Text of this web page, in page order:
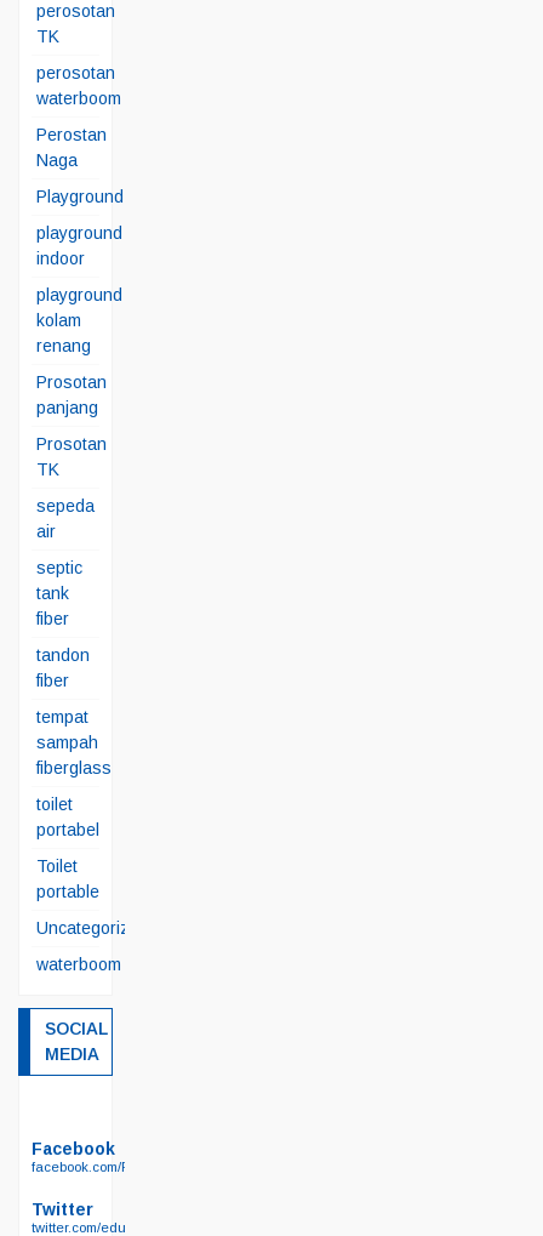
perosotan
TK
perosotan
waterboom
Perostan
Naga
Playground
playground
indoor
playground
kolam
renang
Prosotan
panjang
Prosotan
TK
sepeda
air
septic
tank
fiber
tandon
fiber
tempat
sampah
fiberglass
toilet
portabel
Toilet
portable
Uncategorized
waterboom
SOCIAL
MEDIA
Facebook
facebook.com/Permainanedukasi.net
Twitter
twitter.com/edukasisby